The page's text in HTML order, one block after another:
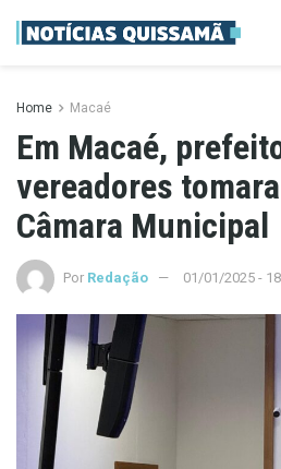
Home Macaé
Em Macaé,
vereadores
Câmara Municipal
Por Redação 01/01/2025 -